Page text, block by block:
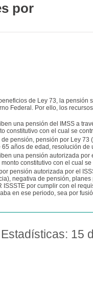
por
de Ley 73, la pensión
Federal. Por ello, los
una pensión del IMSS a
constitutivo con el cual se
pensión, pensión por Ley
años de edad, resolución
una pensión autorizada
constitutivo con el cual
pensión autorizada por el
negativa de pensión,
ISSSTE por cumplir con el
en ese periodo, sea por
15